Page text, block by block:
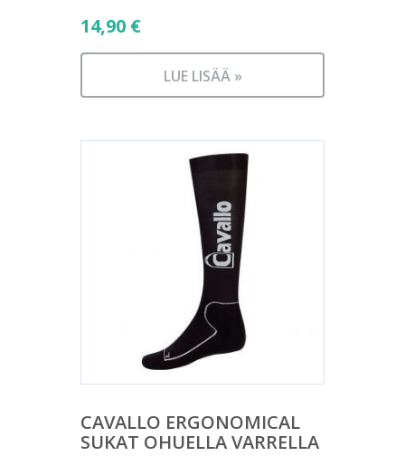
14,90 €
LUE LISÄÄ »
CAVALLO ERGONOMICAL
SUKAT OHUELLA VARRELLA